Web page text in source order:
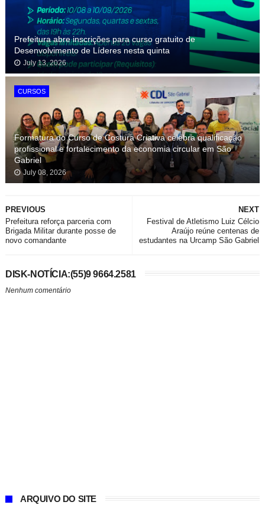
Prefeitura abre inscrições para curso gratuito de
Desenvolvimento de Líderes nesta quinta
July 13, 2026
CURSOS
Formatura do Curso de Costura Criativa celebra qualificação
profissional e fortalecimento da economia circular em São
Gabriel
July 08, 2026
NEXT
Festival de Atletismo Luiz Célcio
Araújo reúne centenas de
estudantes na Urcamp São Gabriel
PREVIOUS
Prefeitura reforça parceria com
Brigada Militar durante posse de
novo comandante
DISK-NOTÍCIA:(55)9 9664.2581
Nenhum comentário
ARQUIVO DO SITE